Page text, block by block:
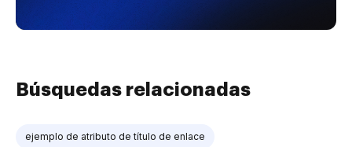
Búsquedas relacionadas
ejemplo de atributo de título de enlace